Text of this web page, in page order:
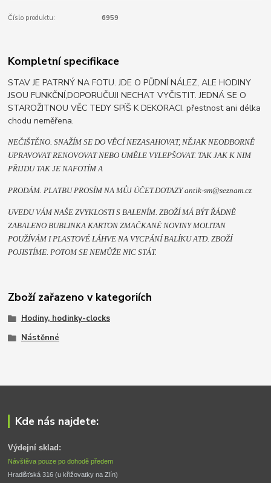
Číslo produktu: 6959
Kompletní specifikace
STAV JE PATRNÝ NA FOTU. JDE O PŮDNÍ NÁLEZ, ALE HODINY
JSOU FUNKČNÍ,DOPORUČUJI NECHAT VYČISTIT. JEDNÁ SE O
STAROŽITNOU VĚC TEDY SPÍŠ K DEKORACI. přestnost ani délka
chodu neměřena.
NEČIŠTĚNO. SNAŽÍM SE DO VĚCÍ NEZASAHOVAT, NĚJAK NEODBORNĚ
UPRAVOVAT RENOVOVAT NEBO UMĚLE VYLEPŠOVAT. TAK JAK K NIM
PŘIJDU TAK JE NAFOTÍM A
PRODÁM. PLATBU PROSÍM NA MŮJ ÚČET.DOTAZY antik-sm@seznam.cz
UVEDU VÁM NAŠE ZVYKLOSTI S BALENÍM. ZBOŽÍ MÁ BÝT ŘÁDNĚ
ZABALENO BUBLINKA KARTON ZMAČKANÉ NOVINY MOLITAN
POUŽÍVÁM I PLASTOVÉ LÁHVE NA VYCPÁNÍ BALÍKU ATD. ZBOŽÍ
POJISTÍME. POTOM SE NEMŮŽE NIC STÁT.
Zboží zařazeno v kategoriích
Hodiny, hodinky-clocks
Nástěnné
Kde nás najdete:
Výdejní sklad:
Návštěva pouze po dohodě předem
Hradišťská 316 (u křižovatky na Zlín)